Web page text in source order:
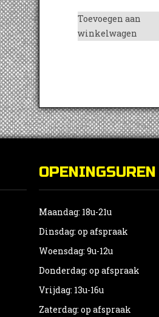
Toevoegen aan
winkelwagen
OPENINGSUREN
Maandag: 18u-21u
Dinsdag: op afspraak
Woensdag: 9u-12u
Donderdag: op afspraak
Vrijdag: 13u-16u
Zaterdag: op afspraak